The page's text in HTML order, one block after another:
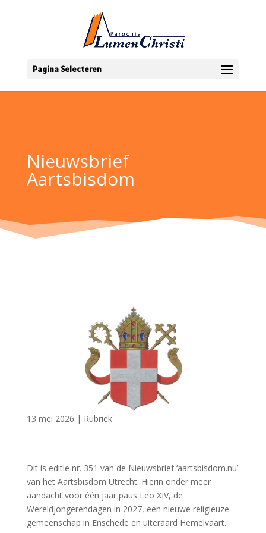
Pagina Selecteren
Nieuwsbrief
Aartsbisdom
13 mei 2026 | Rubriek
Dit is editie nr. 351 van de Nieuwsbrief ‘aartsbisdom.nu’
van het Aartsbisdom Utrecht. Hierin onder meer
aandacht voor één jaar paus Leo XIV, de
Wereldjongerendagen in 2027, een nieuwe religieuze
gemeenschap in Enschede en uiteraard Hemelvaart.